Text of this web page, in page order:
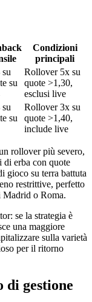
Condizioni
principali
su
su
Rollover 5x su
quote >1,30,
esclusi live
su
su
Rollover 3x su
quote >1,40,
include live
rollover più severo,
di erba con quote
gioco su terra battuta
restrittive, perfetto
Madrid o Roma.
se la strategia è
una maggiore
sulla varietà
per il ritorno
di gestione